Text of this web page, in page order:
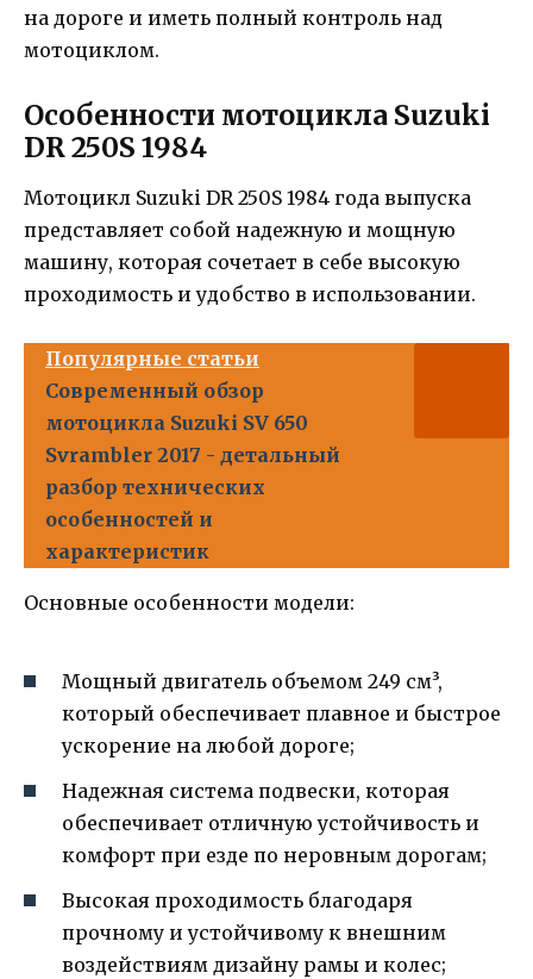
на дороге и иметь полный контроль над
мотоциклом.
Особенности мотоцикла Suzuki
DR 250S 1984
Мотоцикл Suzuki DR 250S 1984 года выпуска
представляет собой надежную и мощную
машину, которая сочетает в себе высокую
проходимость и удобство в использовании.
Популярные статьи
Современный обзор
мотоцикла Suzuki SV 650
Svrambler 2017 - детальный
разбор технических
особенностей и
характеристик
Основные особенности модели:
Мощный двигатель объемом 249 см³,
который обеспечивает плавное и быстрое
ускорение на любой дороге;
Надежная система подвески, которая
обеспечивает отличную устойчивость и
комфорт при езде по неровным дорогам;
Высокая проходимость благодаря
прочному и устойчивому к внешним
воздействиям дизайну рамы и колес;